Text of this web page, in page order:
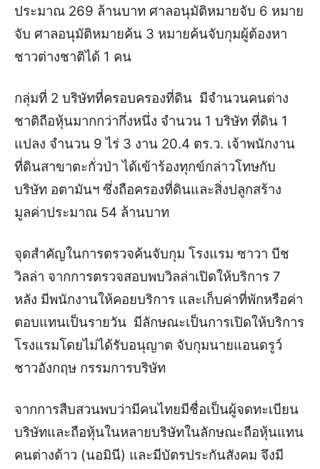
ประมาณ 269 ล้านบาท ศาลอนุมัติหมายจับ 6 หมาย
จับ ศาลอนุมัติหมายค้น 3 หมายค้นจับกุมผู้ต้องหา
ชาวต่างชาติได้ 1 คน
กลุ่มที่ 2 บริษัทที่ครอบครองที่ดิน มีจำนวนคนต่าง
ชาติถือหุ้นมากกว่ากึ่งหนึ่ง จำนวน 1 บริษัท ที่ดิน 1
แปลง จำนวน 9 ไร่ 3 งาน 20.4 ตร.ว. เจ้าพนักงาน
ที่ดินสาขาตะกั่วป่า ได้เข้าร้องทุกข์กล่าวโทษกับ
บริษัท อตามันฯ ซึ่งถือครองที่ดินและสิ่งปลูกสร้าง
มูลค่าประมาณ 54 ล้านบาท
จุดสำคัญในการตรวจค้นจับกุม โรงแรม ซาวา บีช
วิลล่า จากการตรวจสอบพบวิลล่าเปิดให้บริการ 7
หลัง มีพนักงานให้คอยบริการ และเก็บค่าที่พักหรือค่า
ตอบแทนเป็นรายวัน มีลักษณะเป็นการเปิดให้บริการ
โรงแรมโดยไม่ได้รับอนุญาต จับกุมนายแอนดรูว์
ชาวอังกฤษ กรรมการบริษัท
จากการสืบสวนพบว่ามีคนไทยมีชื่อเป็นผู้จดทะเบียน
บริษัทและถือหุ้นในหลายบริษัทในลักษณะถือหุ้นแทน
คนต่างด้าว (นอมินี) และมีบัตรประกันสังคม จึงมี